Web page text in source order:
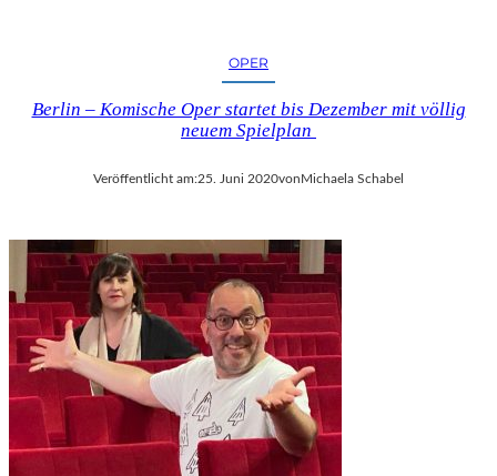
OPER
Berlin – Komische Oper startet bis Dezember mit völlig
neuem Spielplan
Veröffentlicht am:25. Juni 2020von Michaela Schabel